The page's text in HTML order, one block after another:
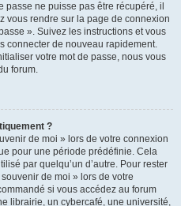
passe ne puisse pas être récupéré, il
vous rendre sur la page de connexion
». Suivez les instructions et vous
connecter de nouveau rapidement.
votre mot de passe, nous vous
forum.
?
de moi » lors de votre connexion
pour une période prédéfinie. Cela
par quelqu’un d’autre. Pour rester
de moi » lors de votre
si vous accédez au forum
librairie, un cybercafé, une université,